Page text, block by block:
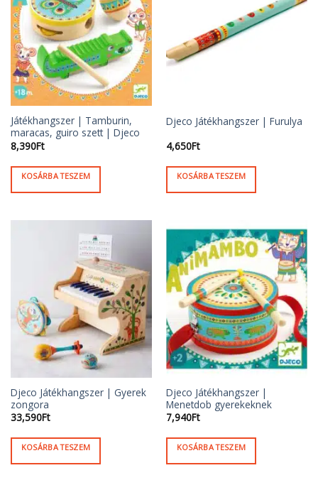
Játékhangszer | Tamburin,
maracas, guiro szett | Djeco
8,390Ft
KOSÁRBA TESZEM
Djeco Játékhangszer | Furulya
4,650Ft
KOSÁRBA TESZEM
Djeco Játékhangszer | Gyerek
zongora
33,590Ft
KOSÁRBA TESZEM
Djeco Játékhangszer |
Menetdob gyerekeknek
7,940Ft
KOSÁRBA TESZEM